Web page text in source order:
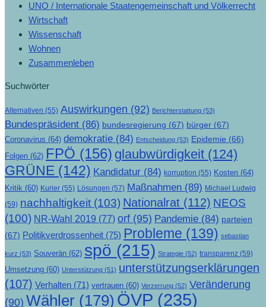
UNO / Internationale Staatengemeinschaft und Völkerrecht
Wirtschaft
Wissenschaft
Wohnen
Zusammenleben
Suchwörter
Alternativen (55) Auswirkungen (92) Berichterstattung (53)
Bundespräsident (86) bundesregierung (67) bürger (67)
Coronavirus (64) demokratie (84) Entscheidung (53) Epidemie (66)
Folgen (62) FPÖ (156) glaubwürdigkeit (124)
GRÜNE (142) Kandidatur (84) korruption (55) Kosten (64)
Kritik (60) Kurier (55) Lösungen (57) Maßnahmen (89) Michael Ludwig
(59) nachhaltigkeit (103) Nationalrat (112) NEOS
(100) NR-Wahl 2019 (77) orf (95) Pandemie (84) parteien
(67) Politikverdrossenheit (75) Probleme (139) sebastian
kurz (53) Souverän (62) spö (215) Strategie (52) transparenz (59)
Umsetzung (60) Unterstützung (51) unterstützungserklärungen
(107) Verhalten (71) vertrauen (60) Verzerrung (52) Veränderung
(90) Wähler (179) ÖVP (235)